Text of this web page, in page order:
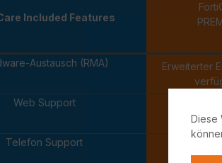
Included Features
Austausch (RMA)
Erweiterter
Web Support
✓
Telefon Support
Diese